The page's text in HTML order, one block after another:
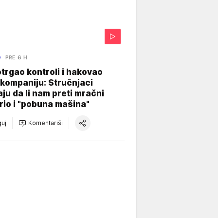
PRE 6 H
kontroli i hakovao
Stručnjaci
da li nam preti mračni
i "pobuna mašina"
Komentariši